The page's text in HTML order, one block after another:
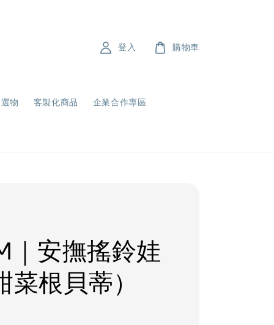
物 客製化商品 企業合作專區
登入 購物車
｜安撫搖鈴娃
菜根貝蒂）